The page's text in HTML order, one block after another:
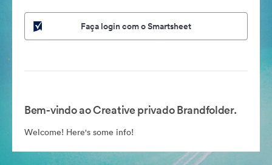
Faça login com o Smartsheet
Bem-vindo ao Creative privado Brandfolder.
Welcome! Here's some info!